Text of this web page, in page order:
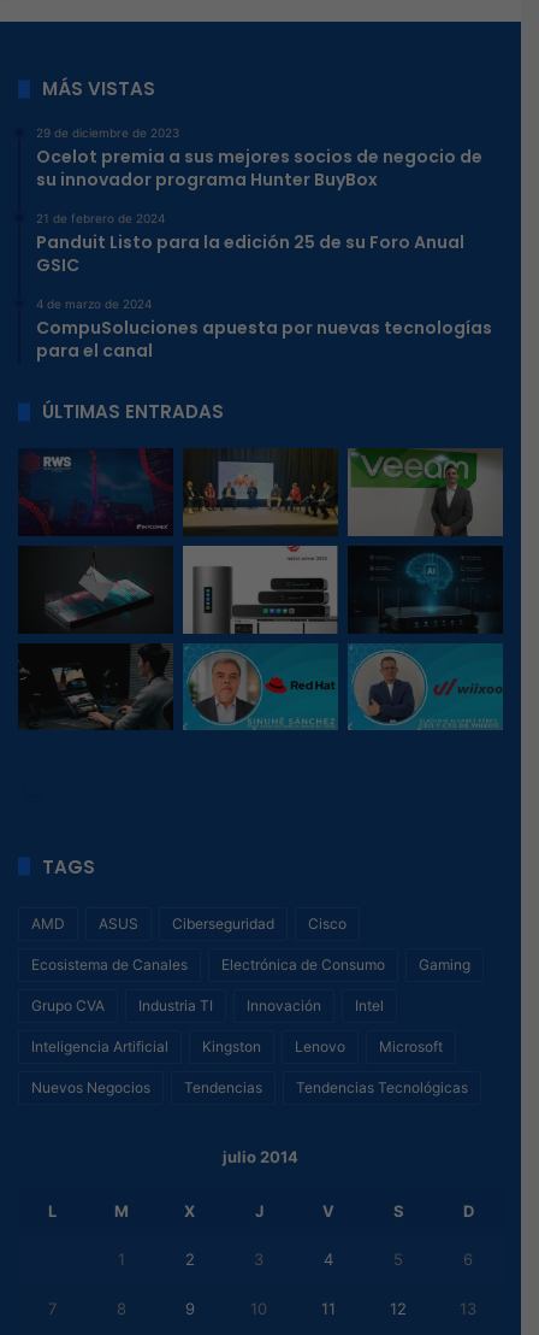
MÁS VISTAS
29 de diciembre de 2023
Ocelot premia a sus mejores socios de negocio de
su innovador programa Hunter BuyBox
21 de febrero de 2024
Panduit Listo para la edición 25 de su Foro Anual
GSIC
4 de marzo de 2024
CompuSoluciones apuesta por nuevas tecnologías
para el canal
ÚLTIMAS ENTRADAS
TAGS
AMD ASUS Ciberseguridad Cisco
Ecosistema de Canales Electrónica de Consumo Gaming
Grupo CVA Industria TI Innovación Intel
Inteligencia Artificial Kingston Lenovo Microsoft
Nuevos Negocios Tendencias Tendencias Tecnológicas
julio 2014
L M X J V S D
1 2 3 4 5 6
7 8 9 10 11 12 13